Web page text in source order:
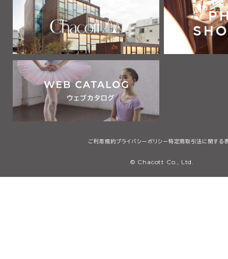
ご利用規約プライバシーポリシー 特定商取引法に関する
© Chacott Co., Ltd.